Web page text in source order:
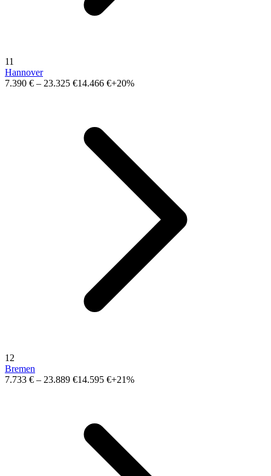
11
Hannover
7.390 € – 23.325 €14.466 €+20%
12
Bremen
7.733 € – 23.889 €14.595 €+21%